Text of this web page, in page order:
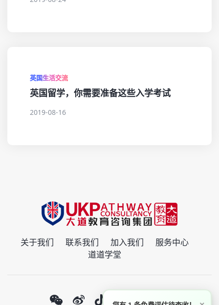
英国生活交流
英国留学，你需要准备这些入学考试
2019-08-16
关于我们 联系我们 加入我们
服务中心
道道学堂